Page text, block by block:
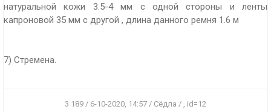
натуральной кожи 3.5-4 мм с одной стороны и ленты
капроновой 35 мм с другой , длина данного ремня 1.6 м
7) Стремена.
3 189 / 6-10-2020, 14:57 / Сёдла / , id=12